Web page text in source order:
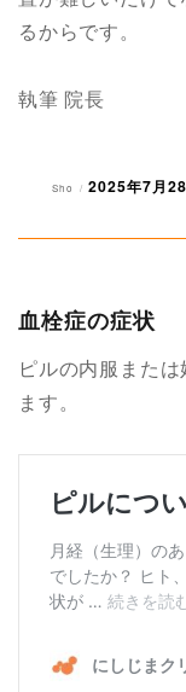
るからです。
執筆 院長
投
Sho
投
2025年7月
血栓症の症状
ピルの内服また
ます。